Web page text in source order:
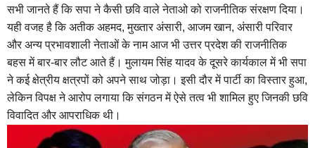
सभी जानते हैं कि सपा ने कैसी छवि वाले नेताओ को राजनीतिक संरक्षण दिया।
यही वजह है कि अतीक अहमद, मुख्तार अंसारी, आजम खान, अंसारी परिवार
और अन्य प्रभावशाली नेताओं के नाम आज भी उत्तर प्रदेश की राजनीतिक
बहस में बार-बार लौट आते हैं। मुलायम सिंह यादव के दूसरे कार्यकाल में भी सपा
ने कई क्षेत्रीय क्षत्रपों को अपने साथ जोड़ा। इसी दौर में पार्टी का विस्तार हुआ,
लेकिन विपक्ष ने आरोप लगाया कि संगठन में ऐसे तत्व भी शामिल हुए जिनकी छवि
विवादित और आपराधिक थी।